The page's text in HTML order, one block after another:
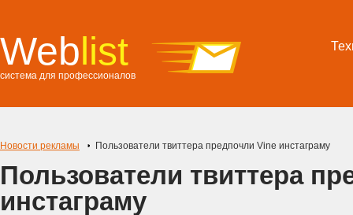
Weblist
система для профессионалов
Новости рекламы Пользователи твиттера предпочли Vine инстаграму
Пользователи твиттера
инстаграму